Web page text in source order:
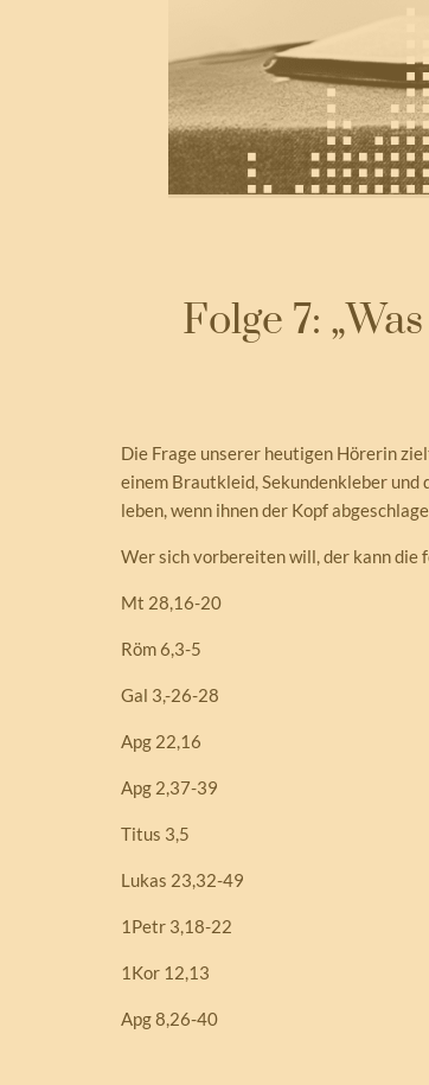
Folge 7:
Die Frage unserer heutigen Hörerin
einem Brautkleid, Sekundenkleber und
leben, wenn ihnen der Kopf
Wer sich vorbereiten will, der kann die
Mt 28,16-20
Röm 6,3-5
Gal 3,-26-28
Apg 22,16
Apg 2,37-39
Titus 3,5
Lukas 23,32-49
1Petr 3,18-22
1Kor 12,13
Apg 8,26-40